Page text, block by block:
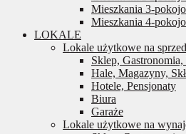
Mieszkania 3-
Mieszkania 4-
LOKALE
Lokale użytkowe na
Sklep, Gastronomia,
Hale, Magazyny,
Hotele, Pensjonaty
Biura
Garaże
Lokale użytkowe na